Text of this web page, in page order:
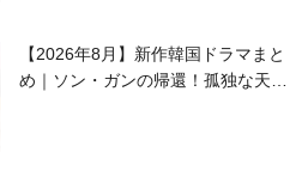
【2026年8月】新作韓国ドラマまと
め｜ソン・ガンの帰還！孤独な天才